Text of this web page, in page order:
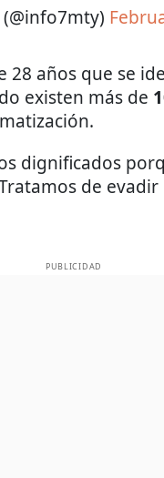
28 años que se
existen más de
dignificados
de
PUBLICIDAD